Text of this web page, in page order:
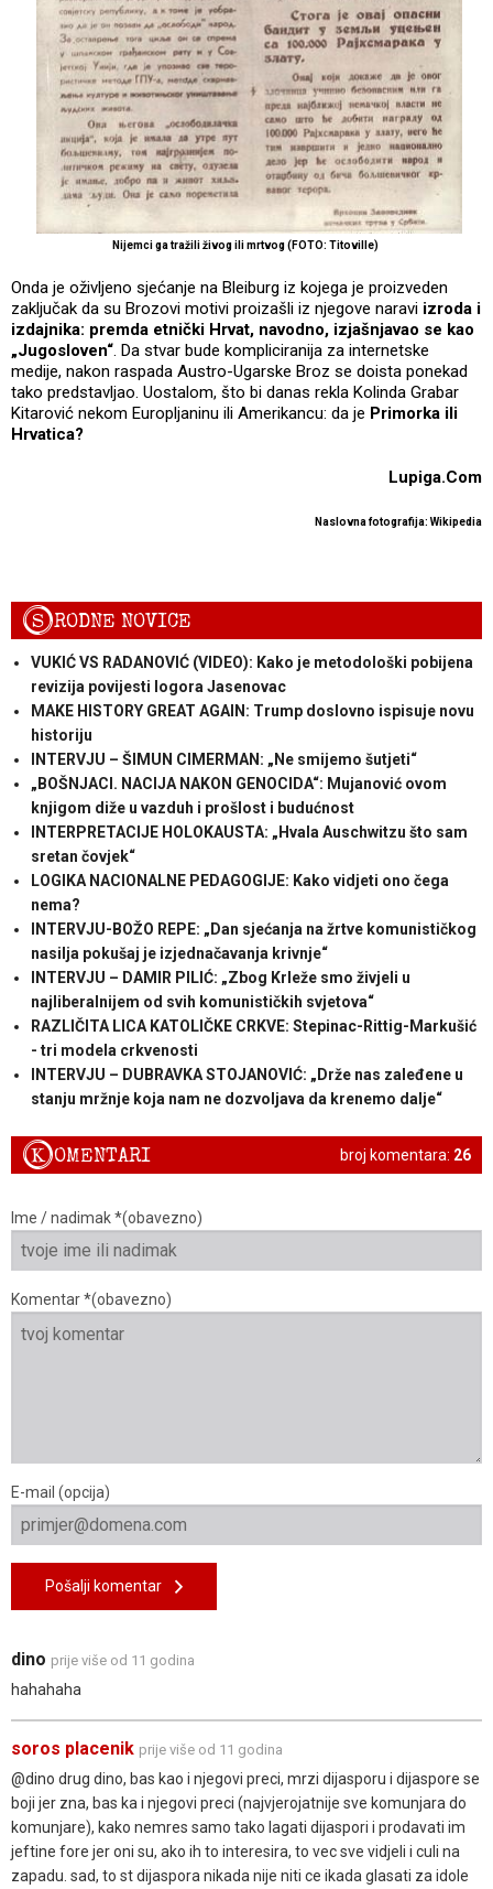
Nijemci ga tražili živog ili mrtvog (FOTO: Titoville)
Onda je oživljeno sjećanje na Bleiburg iz kojega je proizveden
zaključak da su Brozovi motivi proizašli iz njegove naravi izroda i
izdajnika: premda etnički Hrvat, navodno, izjašnjavao se kao
„Jugosloven“. Da stvar bude kompliciranija za internetske
medije, nakon raspada Austro-Ugarske Broz se doista ponekad
tako predstavljao. Uostalom, što bi danas rekla Kolinda Grabar
Kitarović nekom Europljaninu ili Amerikancu: da je Primorka ili
Hrvatica?
Lupiga.Com
Naslovna fotografija: Wikipedia
SRODNE NOVICE
VUKIĆ VS RADANOVIĆ (VIDEO): Kako je metodološki pobijena
revizija povijesti logora Jasenovac
MAKE HISTORY GREAT AGAIN: Trump doslovno ispisuje novu
historiju
INTERVJU – ŠIMUN CIMERMAN: „Ne smijemo šutjeti“
„BOŠNJACI. NACIJA NAKON GENOCIDA“: Mujanović ovom
knjigom diže u vazduh i prošlost i budućnost
INTERPRETACIJE HOLOKAUSTA: „Hvala Auschwitzu što sam
sretan čovjek“
LOGIKA NACIONALNE PEDAGOGIJE: Kako vidjeti ono čega
nema?
INTERVJU-BOŽO REPE: „Dan sjećanja na žrtve komunističkog
nasilja pokušaj je izjednačavanja krivnje“
INTERVJU – DAMIR PILIĆ: „Zbog Krleže smo živjeli u
najliberalnijem od svih komunističkih svjetova“
RAZLIČITA LICA KATOLIČKE CRKVE: Stepinac-Rittig-Markušić
- tri modela crkvenosti
INTERVJU – DUBRAVKA STOJANOVIĆ: „Drže nas zaleđene u
stanju mržnje koja nam ne dozvoljava da krenemo dalje“
broj komentara: 26
KOMENTARI
Ime / nadimak *(obavezno)
Komentar *(obavezno)
E-mail (opcija)
Pošalji komentar
dino prije više od 11 godina
hahahaha
soros placenik prije više od 11 godina
@dino drug dino, bas kao i njegovi preci, mrzi dijasporu i dijaspore se
boji jer zna, bas ka i njegovi preci (najvjerojatnije sve komunjara do
komunjare), kako nemres samo tako lagati dijaspori i prodavati im
jeftine fore jer oni su, ako ih to interesira, to vec sve vidjeli i culi na
zapadu. sad, to st dijaspora nikada nije niti ce ikada glasati za idole